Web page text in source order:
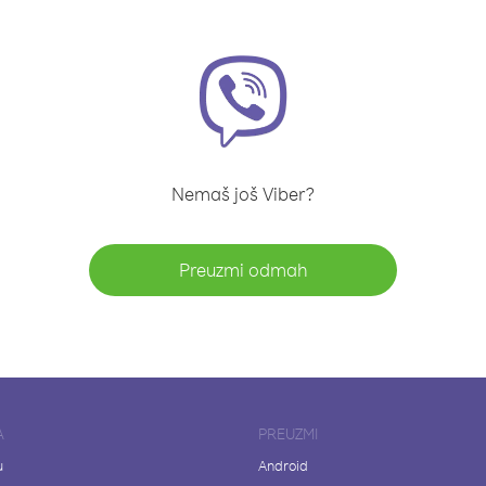
Nemaš još Viber?
Preuzmi odmah
PREUZMI
Android